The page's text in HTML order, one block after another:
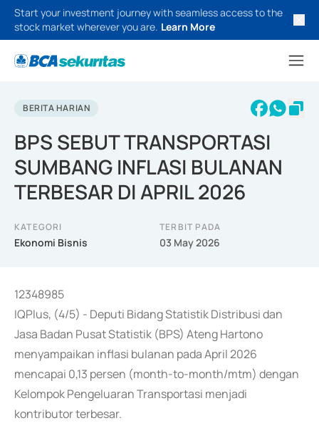
Start your investment journey with seamless access to the
stock market wherever you are. Learn More
BERITA HARIAN
BPS SEBUT TRANSPORTASI
SUMBANG INFLASI BULANAN
TERBESAR DI APRIL 2026
KATEGORI
Ekonomi Bisnis
TERBIT PADA
03 May 2026
12348985
IQPlus, (4/5) - Deputi Bidang Statistik Distribusi dan
Jasa Badan Pusat Statistik (BPS) Ateng Hartono
menyampaikan inflasi bulanan pada April 2026
mencapai 0,13 persen (month-to-month/mtm) dengan
Kelompok Pengeluaran Transportasi menjadi
kontributor terbesar.